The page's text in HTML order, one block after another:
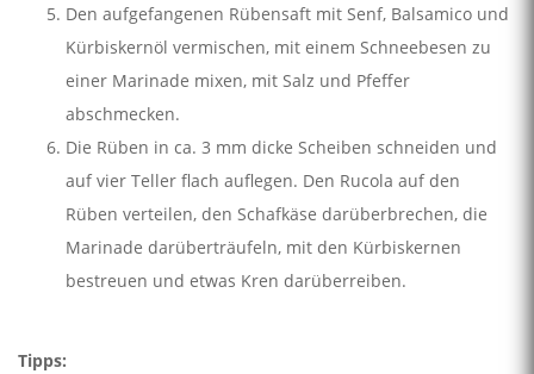
Den aufgefangenen Rübensaft mit Senf, Balsamico und
Kürbiskernöl vermischen, mit einem Schneebesen zu
einer Marinade mixen, mit Salz und Pfeffer
abschmecken.
Die Rüben in ca. 3 mm dicke Scheiben schneiden und
auf vier Teller flach auflegen. Den Rucola auf den
Rüben verteilen, den Schafkäse darüberbrechen, die
Marinade darüberträufeln, mit den Kürbiskernen
bestreuen und etwas Kren darüberreiben.
Tipps: